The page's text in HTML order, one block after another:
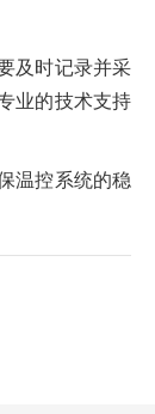
及时记录并采
业的技术支持
温控系统的稳